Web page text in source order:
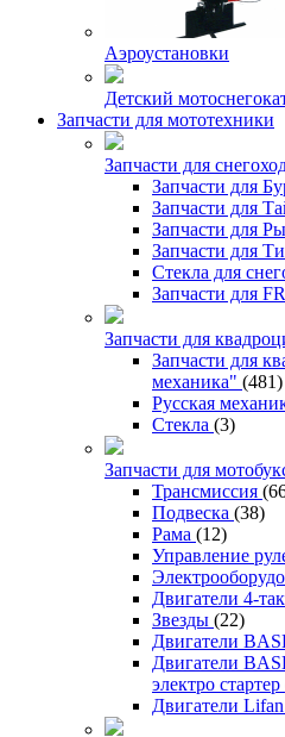
Аэроустановки
Детский
Запчасти для мототехники
Запчасти для
Запчасти для
Запчасти для
Запчасти для
Запчасти для
Стекла для
Запчасти для
Запчасти для
Запчасти для
механика" (481)
Русская
Стекла (3)
Запчасти для
Трансмиссия
Подвеска (38)
Рама (12)
Управление
Двигатели 4-
Звезды (22)
Двигатели
Двигатели
электро стартер
Двигатели Lifan